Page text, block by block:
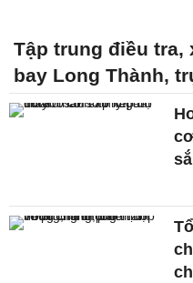
Tập trung điều tra,
bay Long Thành,